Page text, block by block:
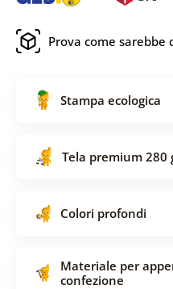
Prova come
Stampa ecologica
Tela premium 280
Colori profondi
Materiale per
confezione